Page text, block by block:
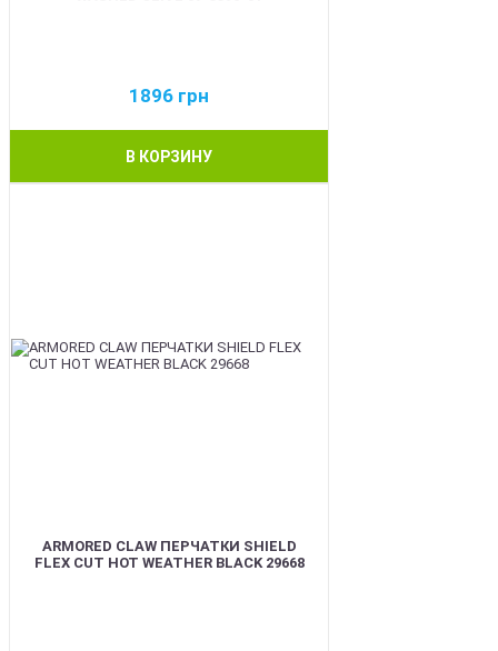
1896 грн
В КОРЗИНУ
ARMORED CLAW ПЕРЧАТКИ SHIELD
FLEX CUT HOT WEATHER BLACK 29668